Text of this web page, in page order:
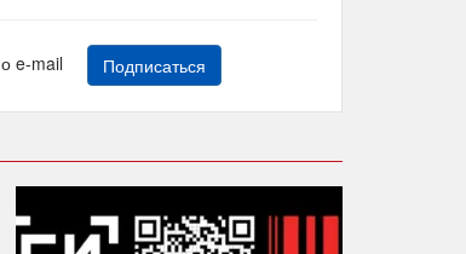
e-mail Подписаться